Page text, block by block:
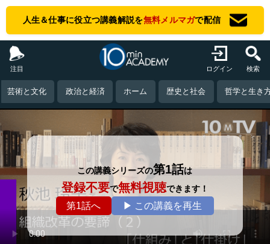
人生＆仕事に役立つ講義解説を無料メルマガで配信
注目 ログイン 検索
芸術と文化 政治と経済 ホーム 歴史と社会 哲学と生き
この講義シリーズの第1話は
登録不要で無料視聴できます！
第1話へ ▶ この講義を再生